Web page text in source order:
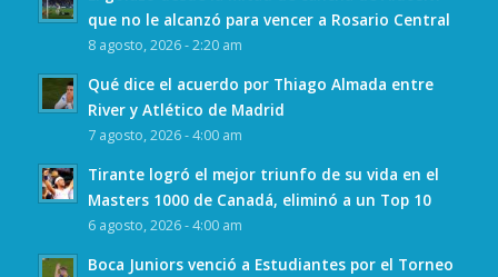
que no le alcanzó para vencer a Rosario Central
8 agosto, 2026 - 2:20 am
Qué dice el acuerdo por Thiago Almada entre
River y Atlético de Madrid
7 agosto, 2026 - 4:00 am
Tirante logró el mejor triunfo de su vida en el
Masters 1000 de Canadá, eliminó a un Top 10
6 agosto, 2026 - 4:00 am
Boca Juniors venció a Estudiantes por el Torneo